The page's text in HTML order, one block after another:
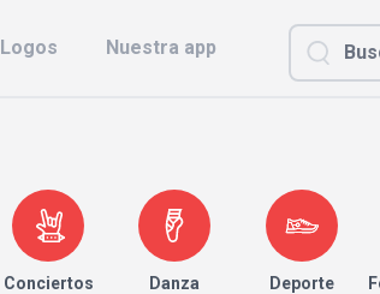
Logos Nuestra app
Conciertos Danza Deporte